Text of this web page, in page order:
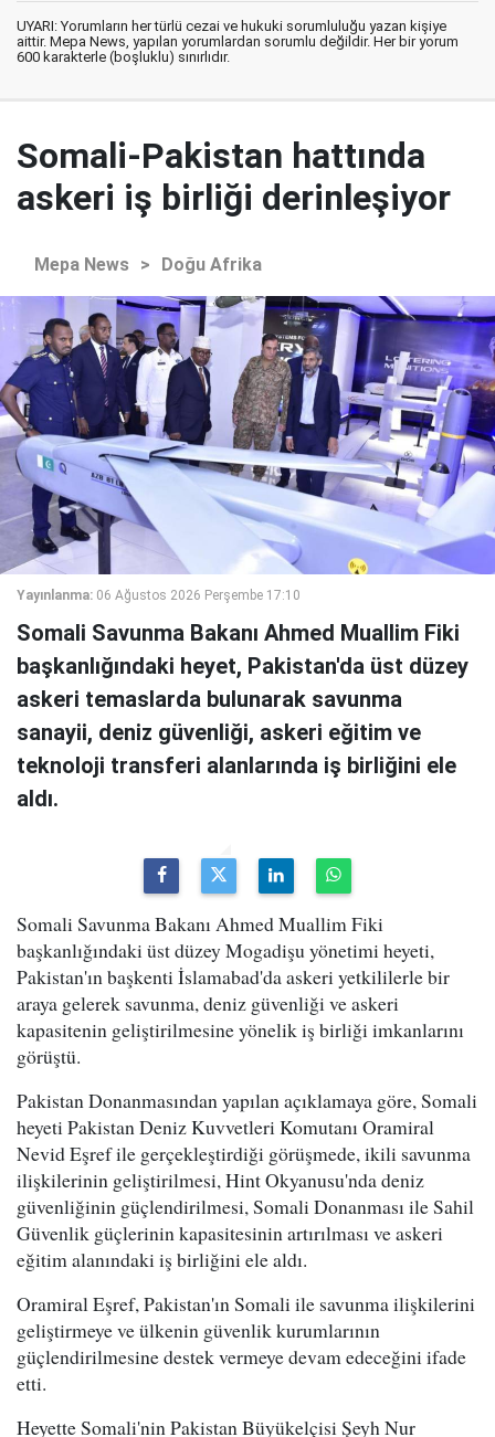
UYARI: Yorumların her türlü cezai ve hukuki sorumluluğu yazan kişiye
aittir. Mepa News, yapılan yorumlardan sorumlu değildir. Her bir yorum
600 karakterle (boşluklu) sınırlıdır.
Somali-Pakistan hattında
askeri iş birliği derinleşiyor
Mepa News > Doğu Afrika
Yayınlanma: 06 Ağustos 2026 Perşembe 17:10
Somali Savunma Bakanı Ahmed Muallim Fiki
başkanlığındaki heyet, Pakistan'da üst düzey
askeri temaslarda bulunarak savunma
sanayii, deniz güvenliği, askeri eğitim ve
teknoloji transferi alanlarında iş birliğini ele
aldı.
Somali Savunma Bakanı Ahmed Muallim Fiki
başkanlığındaki üst düzey Mogadişu yönetimi heyeti,
Pakistan'ın başkenti İslamabad'da askeri yetkililerle bir
araya gelerek savunma, deniz güvenliği ve askeri
kapasitenin geliştirilmesine yönelik iş birliği imkanlarını
görüştü.
Pakistan Donanmasından yapılan açıklamaya göre, Somali
heyeti Pakistan Deniz Kuvvetleri Komutanı Oramiral
Nevid Eşref ile gerçekleştirdiği görüşmede, ikili savunma
ilişkilerinin geliştirilmesi, Hint Okyanusu'nda deniz
güvenliğinin güçlendirilmesi, Somali Donanması ile Sahil
Güvenlik güçlerinin kapasitesinin artırılması ve askeri
eğitim alanındaki iş birliğini ele aldı.
Oramiral Eşref, Pakistan'ın Somali ile savunma ilişkilerini
geliştirmeye ve ülkenin güvenlik kurumlarının
güçlendirilmesine destek vermeye devam edeceğini ifade
etti.
Heyette Somali'nin Pakistan Büyükelçisi Şeyh Nur